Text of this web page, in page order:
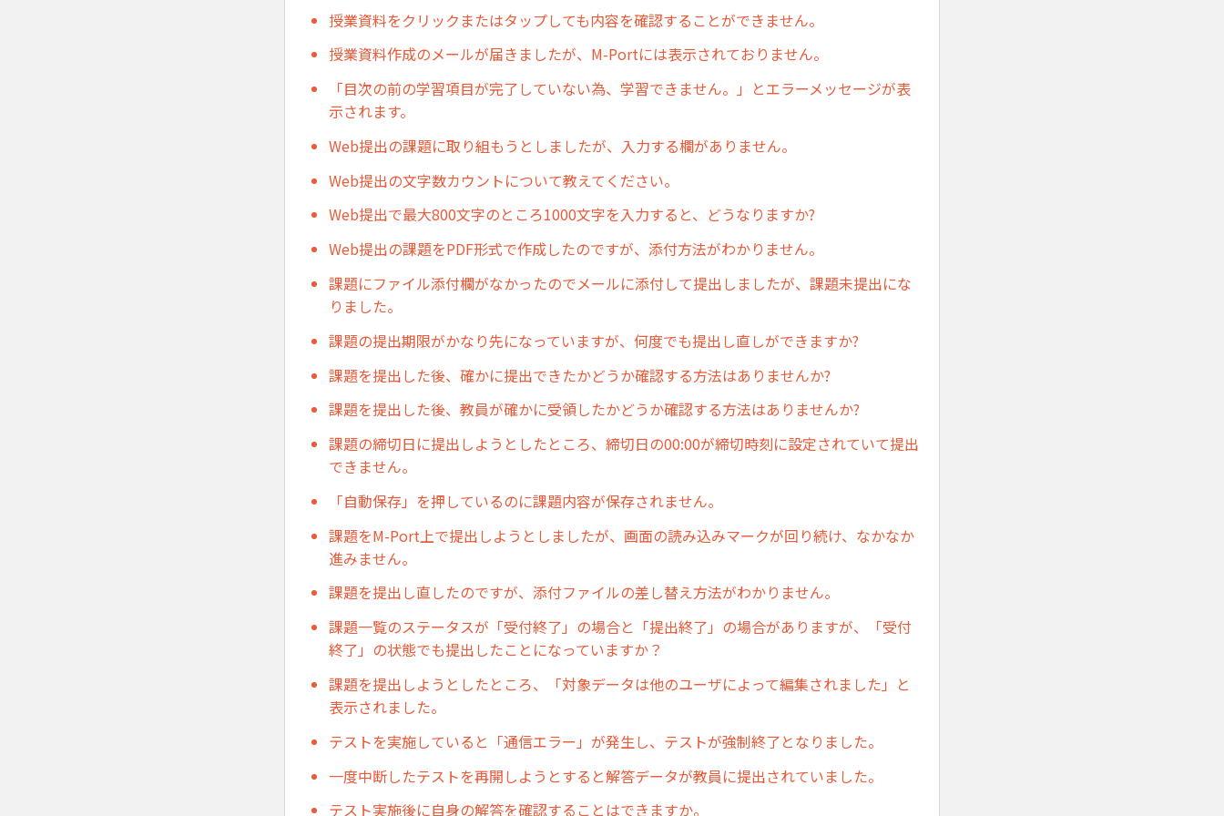
授業資料をクリックまたはタップしても内容を確認することができません。
授業資料作成のメールが届きましたが、M-Portには表示されておりません。
「目次の前の学習項目が完了していない為、学習できません。」とエラーメッセージが表
示されます。
Web提出の課題に取り組もうとしましたが、入力する欄がありません。
Web提出の文字数カウントについて教えてください。
Web提出で最大800文字のところ1000文字を入力すると、どうなりますか?
Web提出の課題をPDF形式で作成したのですが、添付方法がわかりません。
課題にファイル添付欄がなかったのでメールに添付して提出しましたが、課題未提出にな
りました。
課題の提出期限がかなり先になっていますが、何度でも提出し直しができますか?
課題を提出した後、確かに提出できたかどうか確認する方法はありませんか?
課題を提出した後、教員が確かに受領したかどうか確認する方法はありませんか?
課題の締切日に提出しようとしたところ、締切日の00:00が締切時刻に設定されていて提出
できません。
「自動保存」を押しているのに課題内容が保存されません。
課題をM-Port上で提出しようとしましたが、画面の読み込みマークが回り続け、なかなか
進みません。
課題を提出し直したのですが、添付ファイルの差し替え方法がわかりません。
課題一覧のステータスが「受付終了」の場合と「提出終了」の場合がありますが、「受付
終了」の状態でも提出したことになっていますか？
課題を提出しようとしたところ、「対象データは他のユーザによって編集されました」と
表示されました。
テストを実施していると「通信エラー」が発生し、テストが強制終了となりました。
一度中断したテストを再開しようとすると解答データが教員に提出されていました。
テスト実施後に自身の解答を確認することはできますか。